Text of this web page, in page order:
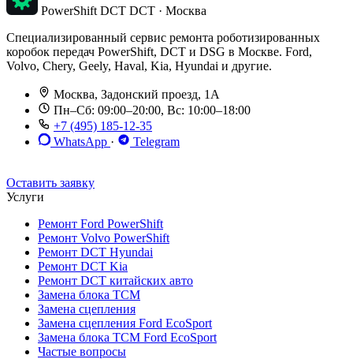
PowerShift DCT DCT · Москва
Специализированный сервис ремонта роботизированных
коробок передач PowerShift, DCT и DSG в Москве. Ford,
Volvo, Chery, Geely, Haval, Kia, Hyundai и другие.
Москва, Задонский проезд, 1А
Пн–Сб: 09:00–20:00, Вс: 10:00–18:00
+7 (495) 185-12-35
WhatsApp ·
Telegram
Оставить заявку
Услуги
Ремонт Ford PowerShift
Ремонт Volvo PowerShift
Ремонт DCT Hyundai
Ремонт DCT Kia
Ремонт DCT китайских авто
Замена блока TCM
Замена сцепления
Замена сцепления Ford EcoSport
Замена блока TCM Ford EcoSport
Частые вопросы